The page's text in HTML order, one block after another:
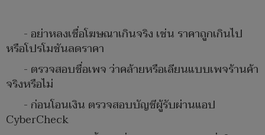
- อย่าหลงเชื่อโฆษณาเกินจริง เช่น ราคาถูกเกินไป
หรือโปรโมชันลดราคา
- ตรวจสอบชื่อเพจ ว่าคล้ายหรือเลียนแบบเพจร้านค้า
จริงหรือไม่
- ก่อนโอนเงิน ตรวจสอบบัญชีผู้รับผ่านแอป
CyberCheck